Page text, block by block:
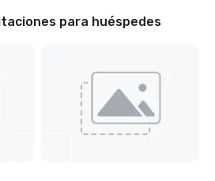
para huéspedes